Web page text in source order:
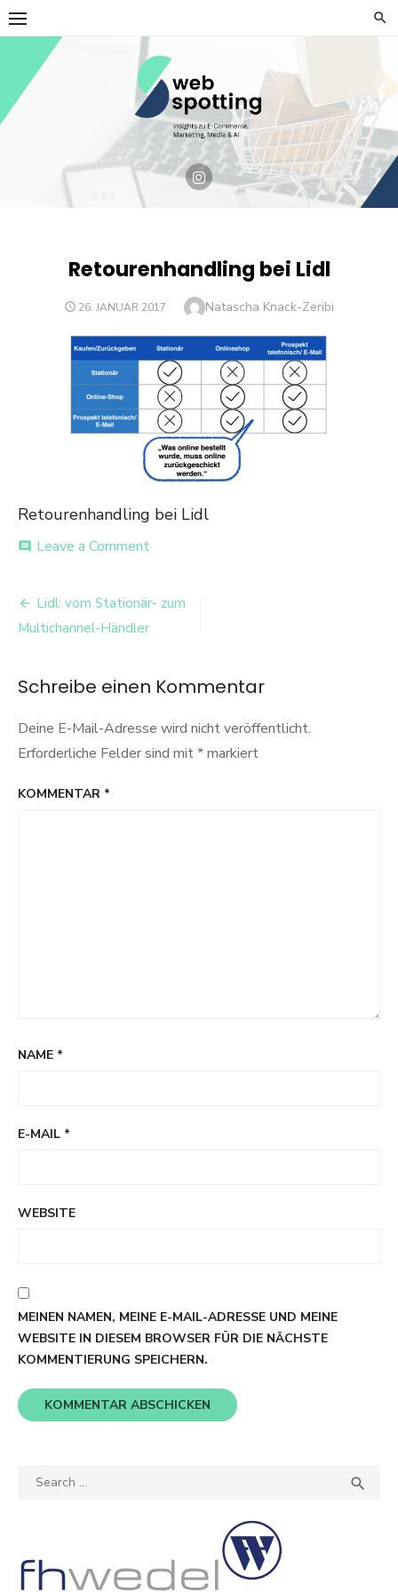
Skip
to
content
Retourenhandling bei Lidl
POSTED
26. JANUAR 2017 Author
Natascha Knack-Zeribi
Retourenhandling bei Lidl
comment Leave a Commenton
Lidl
Beitrags-
Navigation
Lidl: vom Stationär- zum
Multichannel-Händler
Schreibe einen Kommentar
Deine E-Mail-Adresse wird nicht veröffentlicht.
Erforderliche Felder sind mit*markiert
KOMMENTAR *
NAME *
E-MAIL *
WEBSITE
MEINEN NAMEN, MEINE E-MAIL-ADRESSE UND MEINE
WEBSITE IN DIESEM BROWSER FÜR DIE NÄCHSTE
KOMMENTIERUNG SPEICHERN.
Search
